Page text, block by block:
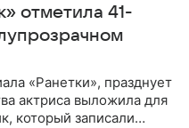
отметила 41-
«Ранетки», празднует
актриса выложила для
который записали